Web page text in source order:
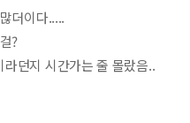
더이다.....
?
던지 시간가는 줄 몰랐음..